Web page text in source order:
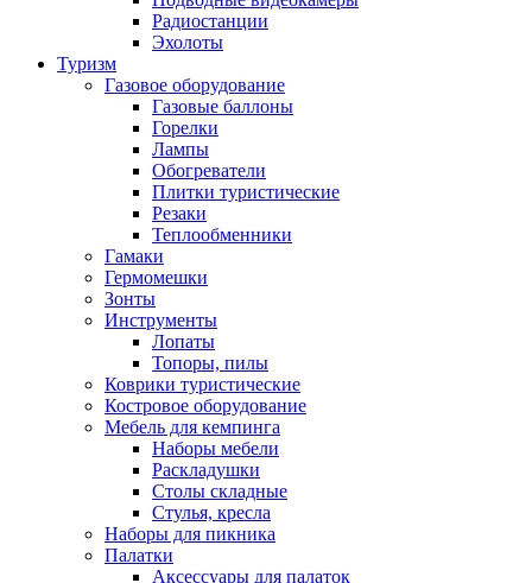
Радиостанции
Эхолоты
Туризм
Газовое оборудование
Газовые баллоны
Горелки
Лампы
Обогреватели
Плитки туристические
Резаки
Теплообменники
Гамаки
Гермомешки
Зонты
Инструменты
Лопаты
Топоры, пилы
Коврики туристические
Костровое оборудование
Мебель для кемпинга
Наборы мебели
Раскладушки
Столы складные
Стулья, кресла
Наборы для пикника
Палатки
Аксессуары для палаток